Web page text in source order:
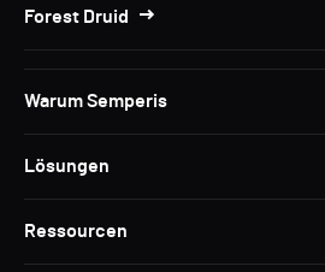
Forest Druid
Warum Semperis
Lösungen
Ressourcen